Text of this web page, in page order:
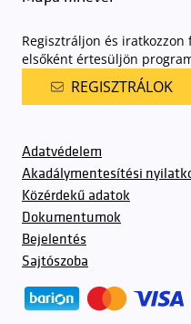
Regisztráljon és
elsőként értesüljön
REGISZTRÁLOK
Adatvédelem
Akadálymentesítési
Közérdekű adatok
Dokumentumok
Bejelentés
Sajtószoba